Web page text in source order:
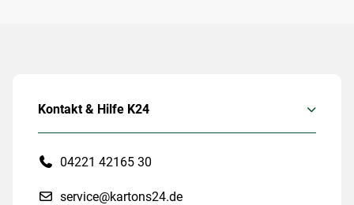
Kontakt & Hilfe K24
04221 42165 30
service@kartons24.de